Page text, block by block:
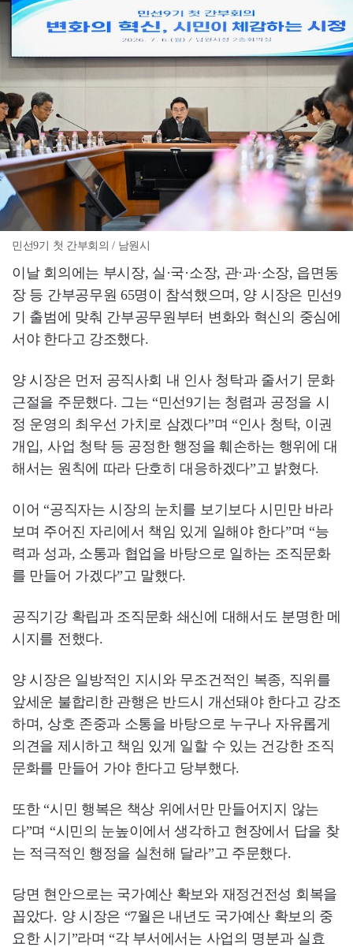
민선9기 첫 간부회의 / 남원시
이날 회의에는 부시장, 실·국·소장, 관·과·소장, 읍면동
장 등 간부공무원 65명이 참석했으며, 양 시장은 민선9
기 출범에 맞춰 간부공무원부터 변화와 혁신의 중심에
서야 한다고 강조했다.
양 시장은 먼저 공직사회 내 인사 청탁과 줄서기 문화
근절을 주문했다. 그는 “민선9기는 청렴과 공정을 시
정 운영의 최우선 가치로 삼겠다”며 “인사 청탁, 이권
개입, 사업 청탁 등 공정한 행정을 훼손하는 행위에 대
해서는 원칙에 따라 단호히 대응하겠다”고 밝혔다.
이어 “공직자는 시장의 눈치를 보기보다 시민만 바라
보며 주어진 자리에서 책임 있게 일해야 한다”며 “능
력과 성과, 소통과 협업을 바탕으로 일하는 조직문화
를 만들어 가겠다”고 말했다.
공직기강 확립과 조직문화 쇄신에 대해서도 분명한 메
시지를 전했다.
양 시장은 일방적인 지시와 무조건적인 복종, 직위를
앞세운 불합리한 관행은 반드시 개선돼야 한다고 강조
하며, 상호 존중과 소통을 바탕으로 누구나 자유롭게
의견을 제시하고 책임 있게 일할 수 있는 건강한 조직
문화를 만들어 가야 한다고 당부했다.
또한 “시민 행복은 책상 위에서만 만들어지지 않는
다”며 “시민의 눈높이에서 생각하고 현장에서 답을 찾
는 적극적인 행정을 실천해 달라”고 주문했다.
당면 현안으로는 국가예산 확보와 재정건전성 회복을
꼽았다. 양 시장은 “7월은 내년도 국가예산 확보의 중
요한 시기”라며 “각 부서에서는 사업의 명분과 실효